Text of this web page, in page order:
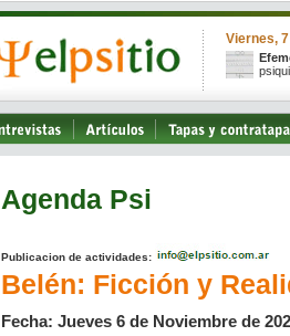
Viernes,
Agenda Psi
Publicacion de actividades:
Belén: Ficción y
Fecha: Jueves 6 de Noviembre de